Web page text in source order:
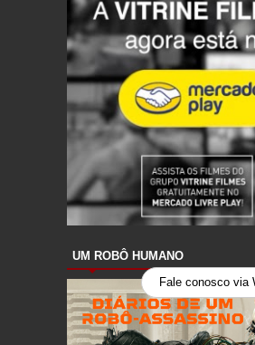
Fale conosco via
UM ROBÔ HUMANO